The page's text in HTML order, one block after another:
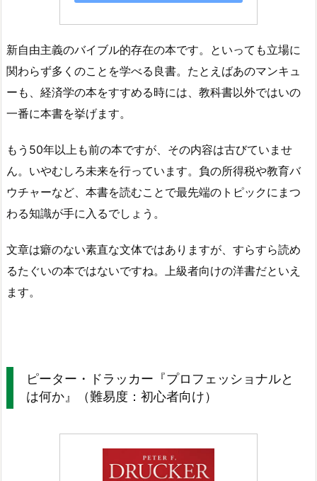
新自由主義のバイブル的存在の本です。といっても立場に
関わらず多くのことを学べる良書。たとえばあのマンキュ
ーも、経済学の本をすすめる時には、教科書以外ではいの
一番に本書を挙げます。
もう50年以上も前の本ですが、その内容は古びていませ
ん。いやむしろ未来を行っています。負の所得税や教育バ
ウチャーなど、本書を読むことで最先端のトピックにまつ
わる知識が手に入るでしょう。
文章は癖のない素直な文体ではありますが、すらすら読め
るたぐいの本ではないですね。上級者向けの洋書だといえ
ます。
ピーター・ドラッカー『プロフェッショナルと
は何か』（難易度：初心者向け）